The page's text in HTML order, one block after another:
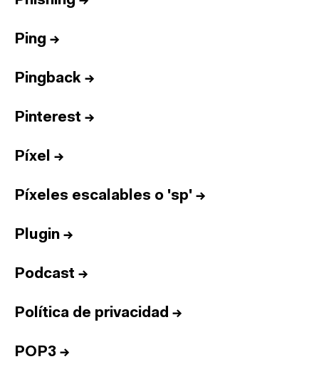
Ping →
Pingback →
Pinterest →
Píxel →
Píxeles escalables o 'sp' →
Plugin →
Podcast →
Política de privacidad →
POP3 →